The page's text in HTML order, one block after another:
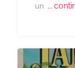
un ...